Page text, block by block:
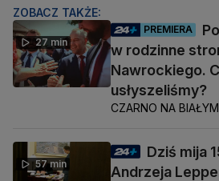
ZOBACZ TAKŻE:
27 min
PREMIERA
w rodzinne
Nawrockiego.
usłyszeliśmy?
CZARNO NA BIAŁYM
57 min
Dziś mija
Andrzeja